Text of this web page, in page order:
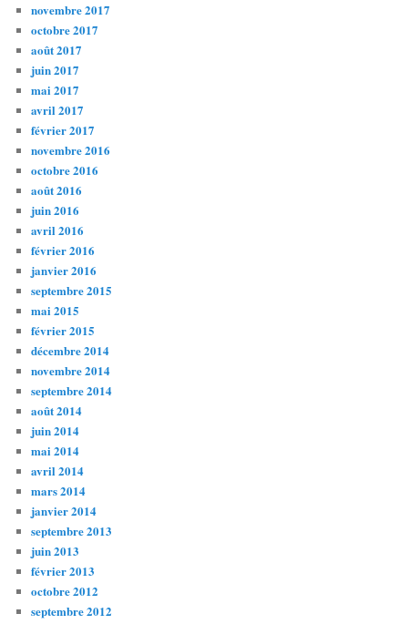
novembre 2017
octobre 2017
août 2017
juin 2017
mai 2017
avril 2017
février 2017
novembre 2016
octobre 2016
août 2016
juin 2016
avril 2016
février 2016
janvier 2016
septembre 2015
mai 2015
février 2015
décembre 2014
novembre 2014
septembre 2014
août 2014
juin 2014
mai 2014
avril 2014
mars 2014
janvier 2014
septembre 2013
juin 2013
février 2013
octobre 2012
septembre 2012